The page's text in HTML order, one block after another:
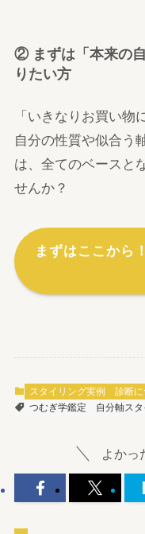
② まずは「本来の
りたい方
「いきなりお買い
自分の性質や似合う
は、全てのベースと
せんか？
まずはここから
スタイリング実例
診断
つむぎ学鑑定
自分軸ス
よかっ